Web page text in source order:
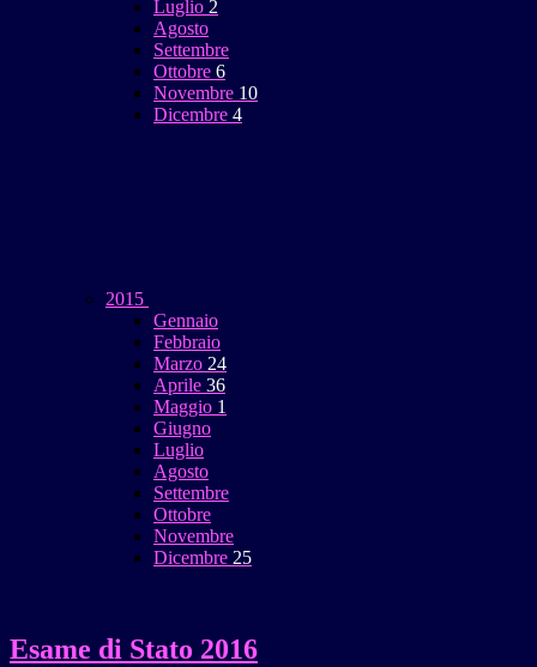
Luglio 2
Agosto
Settembre
Ottobre 6
Novembre 10
Dicembre 4
2015
Gennaio
Febbraio
Marzo 24
Aprile 36
Maggio 1
Giugno
Luglio
Agosto
Settembre
Ottobre
Novembre
Dicembre 25
Esame di Stato 2016